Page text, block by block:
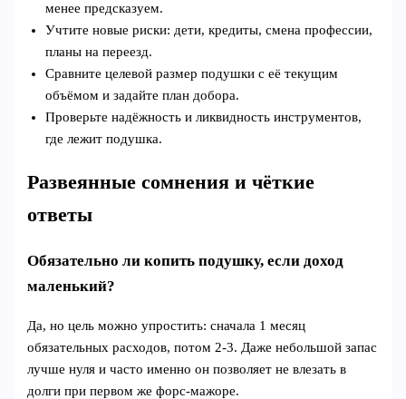
менее предсказуем.
Учтите новые риски: дети, кредиты, смена профессии,
планы на переезд.
Сравните целевой размер подушки с её текущим
объёмом и задайте план добора.
Проверьте надёжность и ликвидность инструментов,
где лежит подушка.
Развеянные сомнения и чёткие
ответы
Обязательно ли копить подушку, если доход
маленький?
Да, но цель можно упростить: сначала 1 месяц
обязательных расходов, потом 2-3. Даже небольшой запас
лучше нуля и часто именно он позволяет не влезать в
долги при первом же форс-мажоре.